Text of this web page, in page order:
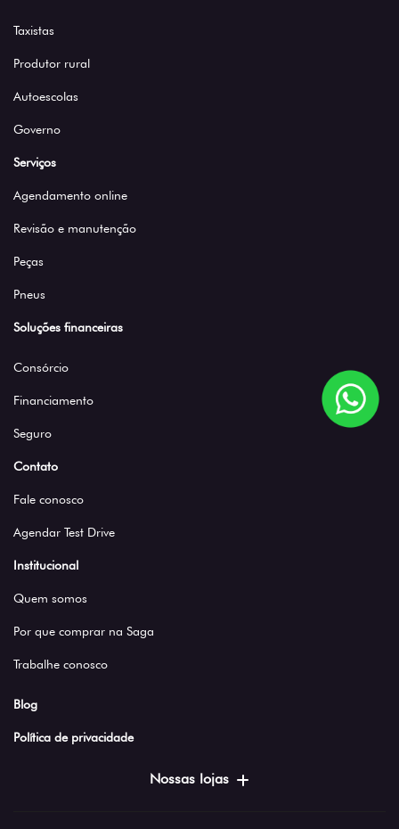
Taxistas
Produtor rural
Autoescolas
Governo
Serviços
Agendamento online
Revisão e manutenção
Peças
Pneus
Soluções financeiras
Consórcio
Financiamento
Seguro
Contato
Fale conosco
Agendar Test Drive
Institucional
Quem somos
Por que comprar na Saga
Trabalhe conosco
Blog
Política de privacidade
Nossas lojas